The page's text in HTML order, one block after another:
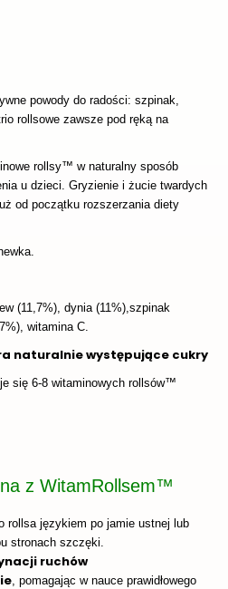
powody do radości: szpinak,
rollsowe zawsze pod ręką na
rollsy™ w naturalny sposób
u dzieci. Gryzienie i żucie twardych
od początku rozszerzania diety
(11,7%), dynia (11%),szpinak
witamina C.
naturalnie występujące cukry
się 6-8 witaminowych rollsów™
z WitamRollsem™
rollsa językiem po jamie ustnej lub
stronach szczęki.
ruchów
, pomagając w nauce prawidłowego